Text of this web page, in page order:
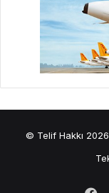
© Telif Hakkı